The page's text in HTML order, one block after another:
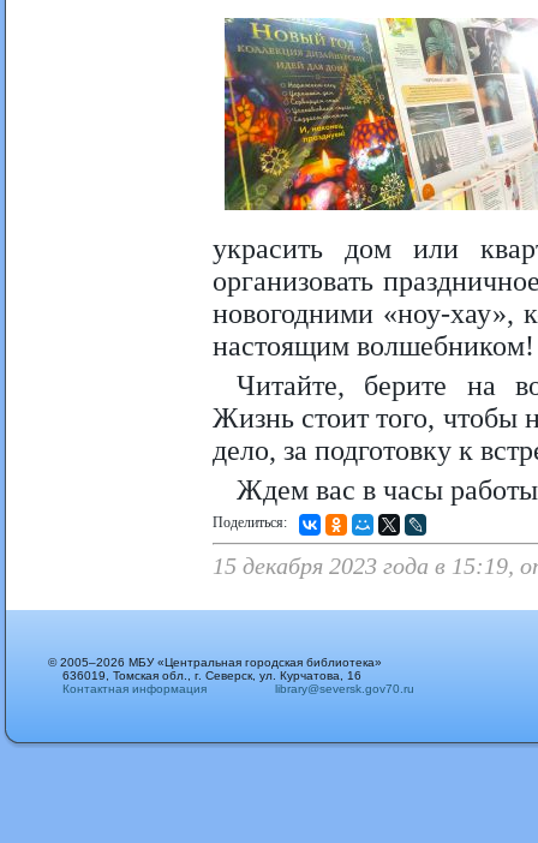
украсить дом или
организовать
новогодними «ноу-хау»,
настоящим волшебником!
Читайте, берите на
Жизнь стоит того, чтобы
дело, за подготовку к
Ждем вас в часы
Поделиться:
15 декабря 2023 года в 15:19,
© 2005–2026 МБУ «Центральная городская библиотека»
636019, Томская обл., г. Северск, ул. Курчатова, 16
Контактная информация
library@seversk.gov70.ru